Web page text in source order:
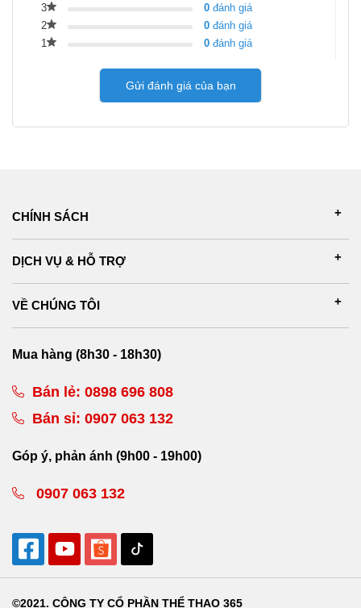
3
0 đánh giá
2
0 đánh giá
1
0 đánh giá
Gửi đánh giá của bạn
CHÍNH SÁCH
DỊCH VỤ & HỖ TRỢ
VỀ CHÚNG TÔI
Mua hàng (8h30 - 18h30)
Bán lẻ: 0898 696 808
Bán sỉ: 0907 063 132
Góp ý, phản ánh (9h00 - 19h00)
0907 063 132
©2021. CÔNG TY CỔ PHẦN THỂ THAO 365